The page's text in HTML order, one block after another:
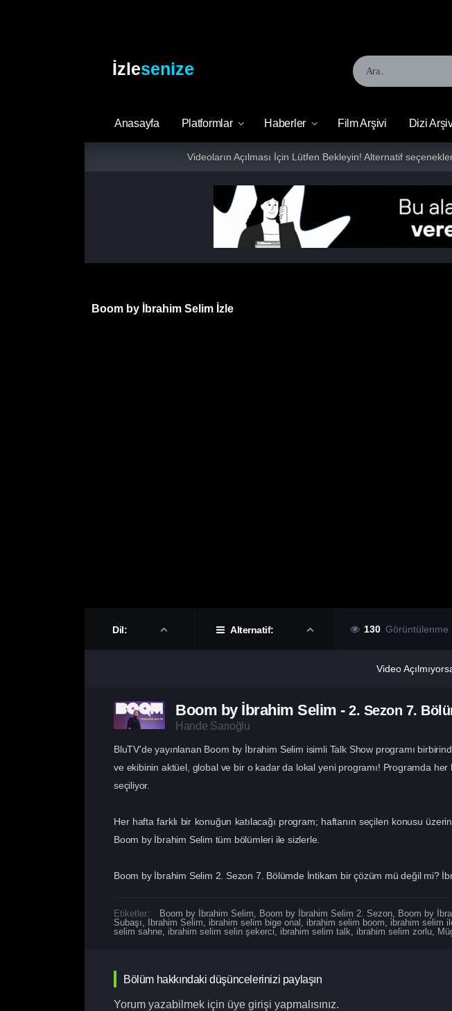
İzlesenize
Anasayfa Platformlar Haberler Film Arşivi Dizi
Videoların Açılması İçin Lütfen Bekleyin! Alternatif
Boom by İbrahim Selim İzle
Dil: Alternatif: 130 Görüntülenme
Video
Boom by İbrahim Selim - 2. Sezon 7.
Hande Sarıoğlu
BluTV'de yayınlanan Boom by İbrahim Selim isimli Talk Show programı
ve ekibinin aktüel, global ve bir o kadar da lokal yeni programı! Programda
seçiliyor.
Her hafta farklı bir konuğun katılacağı program; haftanın seçilen konusu
Boom by İbrahim Selim tüm bölümleri ile sizlerle.
Boom by İbrahim Selim 2. Sezon 7. Bölümde İntikam bir çözüm mü değil mi?
Etiketler: Boom by İbrahim Selim Boom by İbrahim Selim 2. Sezon Boom by
Subaşı
Ibrahim Selim ibrahim selim bige onal ibrahim selim boom i̇brahim selim
selim sahne ibrahim selim selin şekerci ibrahim selim talk ibrahim selim zorlu
Bölüm hakkındaki düşüncelerinizi paylaşın
Yorum yazabilmek için üye girişi yapmalısınız.